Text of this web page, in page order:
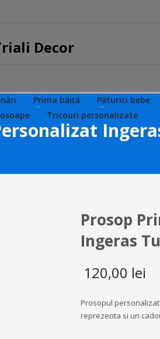
Prima băiță Păturici bebe
Tricouri personalizate
Prosop
Ingeras
120,00 lei
Prosopul
reprezenta si un